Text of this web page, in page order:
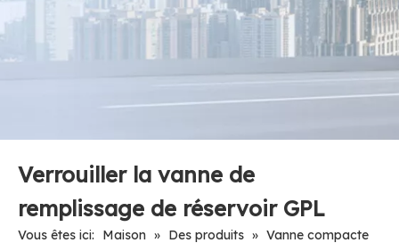
Verrouiller la vanne de
remplissage de réservoir GPL
Vous êtes ici: Maison » Des produits » Vanne compacte
V12-003-(17E) Vanne de bouteille de gaz GPL 8 # avec volant Vanne de gaz de pétrole liquéfié V12-004-(17E) 10 # vanne de cylindre GPL avec volant ergonomique